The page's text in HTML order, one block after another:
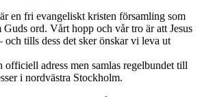
en fri evangeliskt kristen församling som
ord. Vårt hopp och vår tro är att Jesus
och tills dess det sker önskar vi leva ut
officiell adress men samlas regelbundet till
i nordvästra Stockholm.